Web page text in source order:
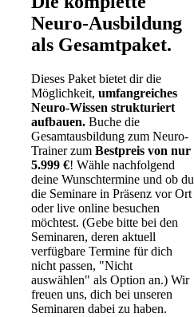
Neuro-Ausbildung
als Gesamtpaket.
Dieses Paket bietet dir die
Möglichkeit,umfangreiches
Neuro-Wissen strukturiert
aufbauen. Buche die
Gesamtausbildung zum Neuro-
Trainer zumBestpreis von nur
5.999 €! Wähle nachfolgend
deine Wunschtermine und ob du
die Seminare in Präsenz vor Ort
oder live online besuchen
möchtest. (Gebe bitte bei den
Seminaren, deren aktuell
verfügbare Termine für dich
nicht passen, "Nicht
auswählen" als Option an.) Wir
freuen uns, dich bei unseren
Seminaren dabei zu haben.